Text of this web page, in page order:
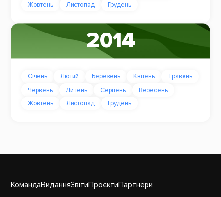
Жовтень
Листопад Грудень
2014
Січень Лютий Березень Квітень
Травень
Червень
Липень Серпень
Вересень
Жовтень
Листопад Грудень
КомандаВиданняЗвітиПроєктиПартнери